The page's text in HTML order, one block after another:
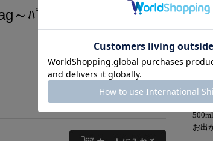
コー
軽い
小さ
バッ
お出
～ﾊﾟﾈﾙﾚｰｽﾊﾞｯｸﾞ